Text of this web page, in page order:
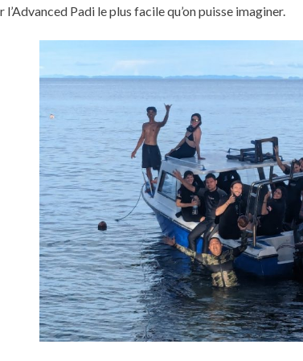
l’Advanced Padi le plus facile qu’on puisse imaginer.